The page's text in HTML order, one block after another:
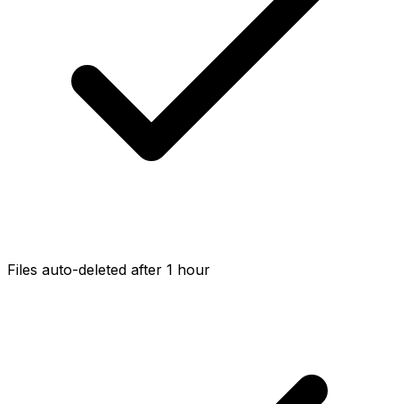
Files auto-deleted after 1 hour